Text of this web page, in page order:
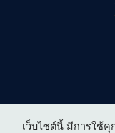
เว็บไซต์นี้ มีการใช้
Copyright © 2026โ